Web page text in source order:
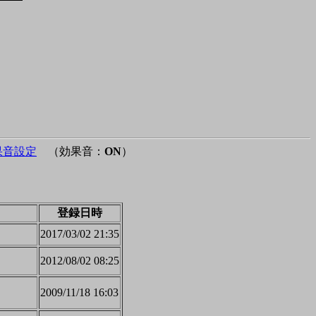
設定 （効果音： ON）
登録日時
2017/03/02 21:35
2012/08/02 08:25
2009/11/18 16:03